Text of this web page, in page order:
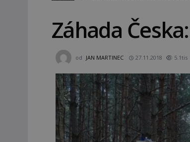
Záhada
od JAN MARTINEC 27.11.2018 5.1tis